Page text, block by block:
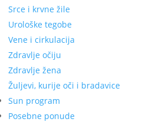
Srce i krvne žile
Urološke tegobe
Vene i cirkulacija
Zdravlje očiju
Zdravlje žena
Žuljevi, kurije oči i bradavice
Sun program
Posebne ponude